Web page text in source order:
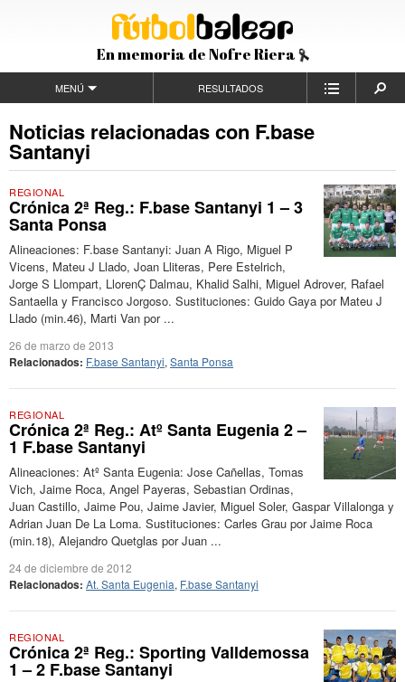
En memoria de Nofre Riera
MENÚ RESULTADOS
Noticias relacionadas con F.base
Santanyi
REGIONAL
Crónica 2ª Reg.: F.base Santanyi 1 – 3
Santa Ponsa
Alineaciones: F.base Santanyi: Juan A Rigo, Miguel P
Vicens, Mateu J Llado, Joan Lliteras, Pere Estelrich,
Jorge S Llompart, LlorenÇ Dalmau, Khalid Salhi, Miguel Adrover, Rafael
Santaella y Francisco Jorgoso. Sustituciones: Guido Gaya por Mateu J
Llado (min.46), Marti Van por ...
26 de marzo de 2013
Relacionados: F.base Santanyi, Santa Ponsa
REGIONAL
Crónica 2ª Reg.: Atº Santa Eugenia 2 –
1 F.base Santanyi
Alineaciones: Atº Santa Eugenia: Jose Cañellas, Tomas
Vich, Jaime Roca, Angel Payeras, Sebastian Ordinas,
Juan Castillo, Jaime Pou, Jaime Javier, Miguel Soler, Gaspar Villalonga y
Adrian Juan De La Loma. Sustituciones: Carles Grau por Jaime Roca
(min.18), Alejandro Quetglas por Juan ...
24 de diciembre de 2012
Relacionados: At. Santa Eugenia, F.base Santanyi
REGIONAL
Crónica 2ª Reg.: Sporting Valldemossa
1 – 2 F.base Santanyi